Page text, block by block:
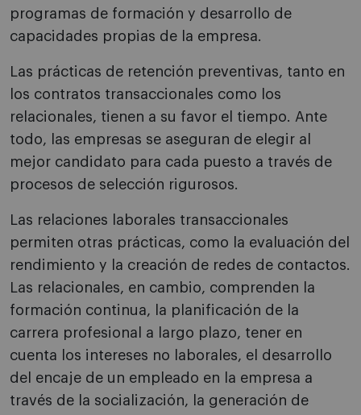
programas de formación y desarrollo de
capacidades propias de la empresa.
Las prácticas de retención preventivas, tanto en
los contratos transaccionales como los
relacionales, tienen a su favor el tiempo. Ante
todo, las empresas se aseguran de elegir al
mejor candidato para cada puesto a través de
procesos de selección rigurosos.
Las relaciones laborales transaccionales
permiten otras prácticas, como la evaluación del
rendimiento y la creación de redes de contactos.
Las relacionales, en cambio, comprenden la
formación continua, la planificación de la
carrera profesional a largo plazo, tener en
cuenta los intereses no laborales, el desarrollo
del encaje de un empleado en la empresa a
través de la socialización, la generación de